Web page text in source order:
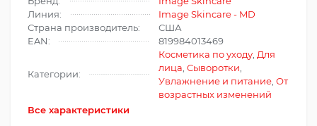
Линия:
Image Skincare - MD
Страна производитель:
США
EAN:
819984013469
Категории:
Косметика по уходу Для
лица Сыворотки
Увлажнение и питание От
возрастных изменений
Все характеристики